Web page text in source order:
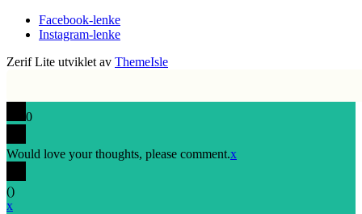
Facebook-lenke
Instagram-lenke
Zerif Lite utviklet av ThemeIsle
0
Would love your thoughts, please comment.x
()
x